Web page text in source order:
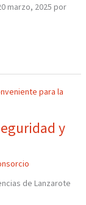
marzo, 2025 por
y
de Lanzarote